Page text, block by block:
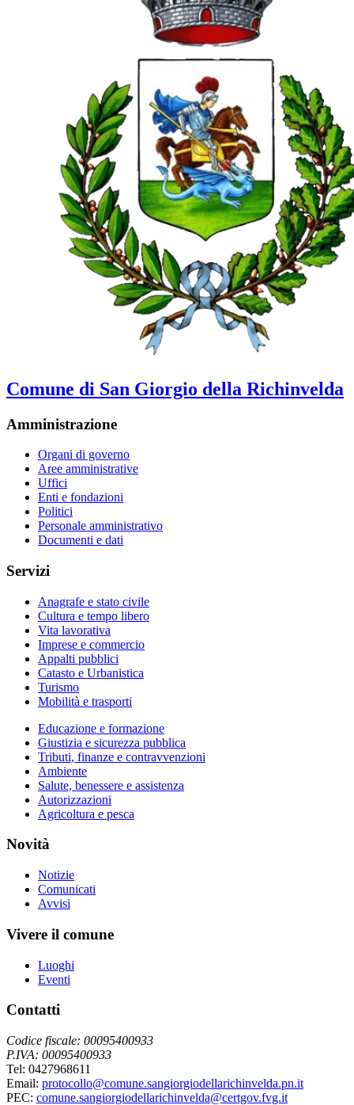
Comune di San Giorgio della Richinvelda
Amministrazione
Organi di governo
Aree amministrative
Uffici
Enti e fondazioni
Politici
Personale amministrativo
Documenti e dati
Servizi
Anagrafe e stato civile
Cultura e tempo libero
Vita lavorativa
Imprese e commercio
Appalti pubblici
Catasto e Urbanistica
Turismo
Mobilità e trasporti
Educazione e formazione
Giustizia e sicurezza pubblica
Tributi, finanze e contravvenzioni
Ambiente
Salute, benessere e assistenza
Autorizzazioni
Agricoltura e pesca
Novità
Notizie
Comunicati
Avvisi
Vivere il comune
Luoghi
Eventi
Contatti
Codice fiscale: 00095400933
P.IVA: 00095400933
Tel: 0427968611
Email: protocollo@comune.sangiorgiodellarichinvelda.pn.it
PEC: comune.sangiorgiodellarichinvelda@certgov.fvg.it